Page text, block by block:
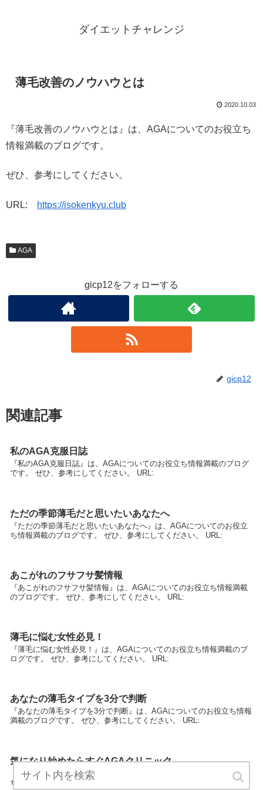
ダイエットチャレンジ
薄毛改善のノウハウとは
2020.10.03
『薄毛改善のノウハウとは』は、AGAについてのお役立ち
情報満載のブログです。
ぜひ、参考にしてください。
URL: https://isokenkyu.club
AGA
gicp12をフォローする
gicp12
関連記事
私のAGA克服日誌
『私のAGA克服日誌』は、AGAについてのお役立ち情報満載のブログ
です。 ぜひ、参考にしてください。 URL:
ただの季節薄毛だと思いたいあなたへ
『ただの季節薄毛だと思いたいあなたへ』は、AGAについてのお役立
ち情報満載のブログです。 ぜひ、参考にしてください。 URL:
あこがれのフサフサ髪情報
『あこがれのフサフサ髪情報』は、AGAについてのお役立ち情報満載
のブログです。 ぜひ、参考にしてください。 URL:
薄毛に悩む女性必見！
『薄毛に悩む女性必見！』は、AGAについてのお役立ち情報満載のブ
ログです。 ぜひ、参考にしてください。 URL:
あなたの薄毛タイプを3分で判断
『あなたの薄毛タイプを3分で判断』は、AGAについてのお役立ち情報
満載のブログです。 ぜひ、参考にしてください。 URL:
気になり始めたらすぐAGAクリニック
『気になり始めたらすぐAGAクリニック』は、AGAについてのお役立
ち情報満載のブログです。 ぜひ、参考にしてください。 URL: